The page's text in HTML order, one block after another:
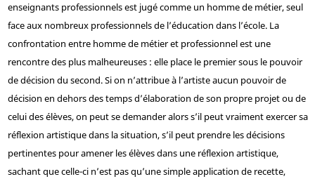
enseignants professionnels est jugé comme un homme de métier, seul
face aux nombreux professionnels de l’éducation dans l’école. La
confrontation entre homme de métier et professionnel est une
rencontre des plus malheureuses : elle place le premier sous le pouvoir
de décision du second. Si on n’attribue à l’artiste aucun pouvoir de
décision en dehors des temps d’élaboration de son propre projet ou de
celui des élèves, on peut se demander alors s’il peut vraiment exercer sa
réflexion artistique dans la situation, s’il peut prendre les décisions
pertinentes pour amener les élèves dans une réflexion artistique,
sachant que celle-ci n’est pas qu’une simple application de recette,